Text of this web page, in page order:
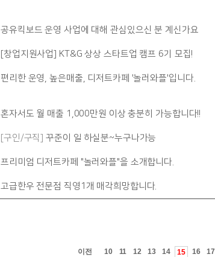
공유킥보드 운영 사업에 대해 관심있으신 분 계신가요
[창업지원사업] KT&G 상상 스타트업 캠프 6기 모집!
편리한 운영, 높은매출, 디저트카페 '놀러와플'입니다.
혼자서도 월 매출 1,000만원 이상 충분히 가능합니다!!
[구인/구직] 꾸준이 일 하실분~누구나가능
프리미엄 디저트카페 "놀러와플"을 소개합니다.
고급한우 전문점 직영1개 매각희망합니다.
이전 10 11 12 13 14 15 16 17